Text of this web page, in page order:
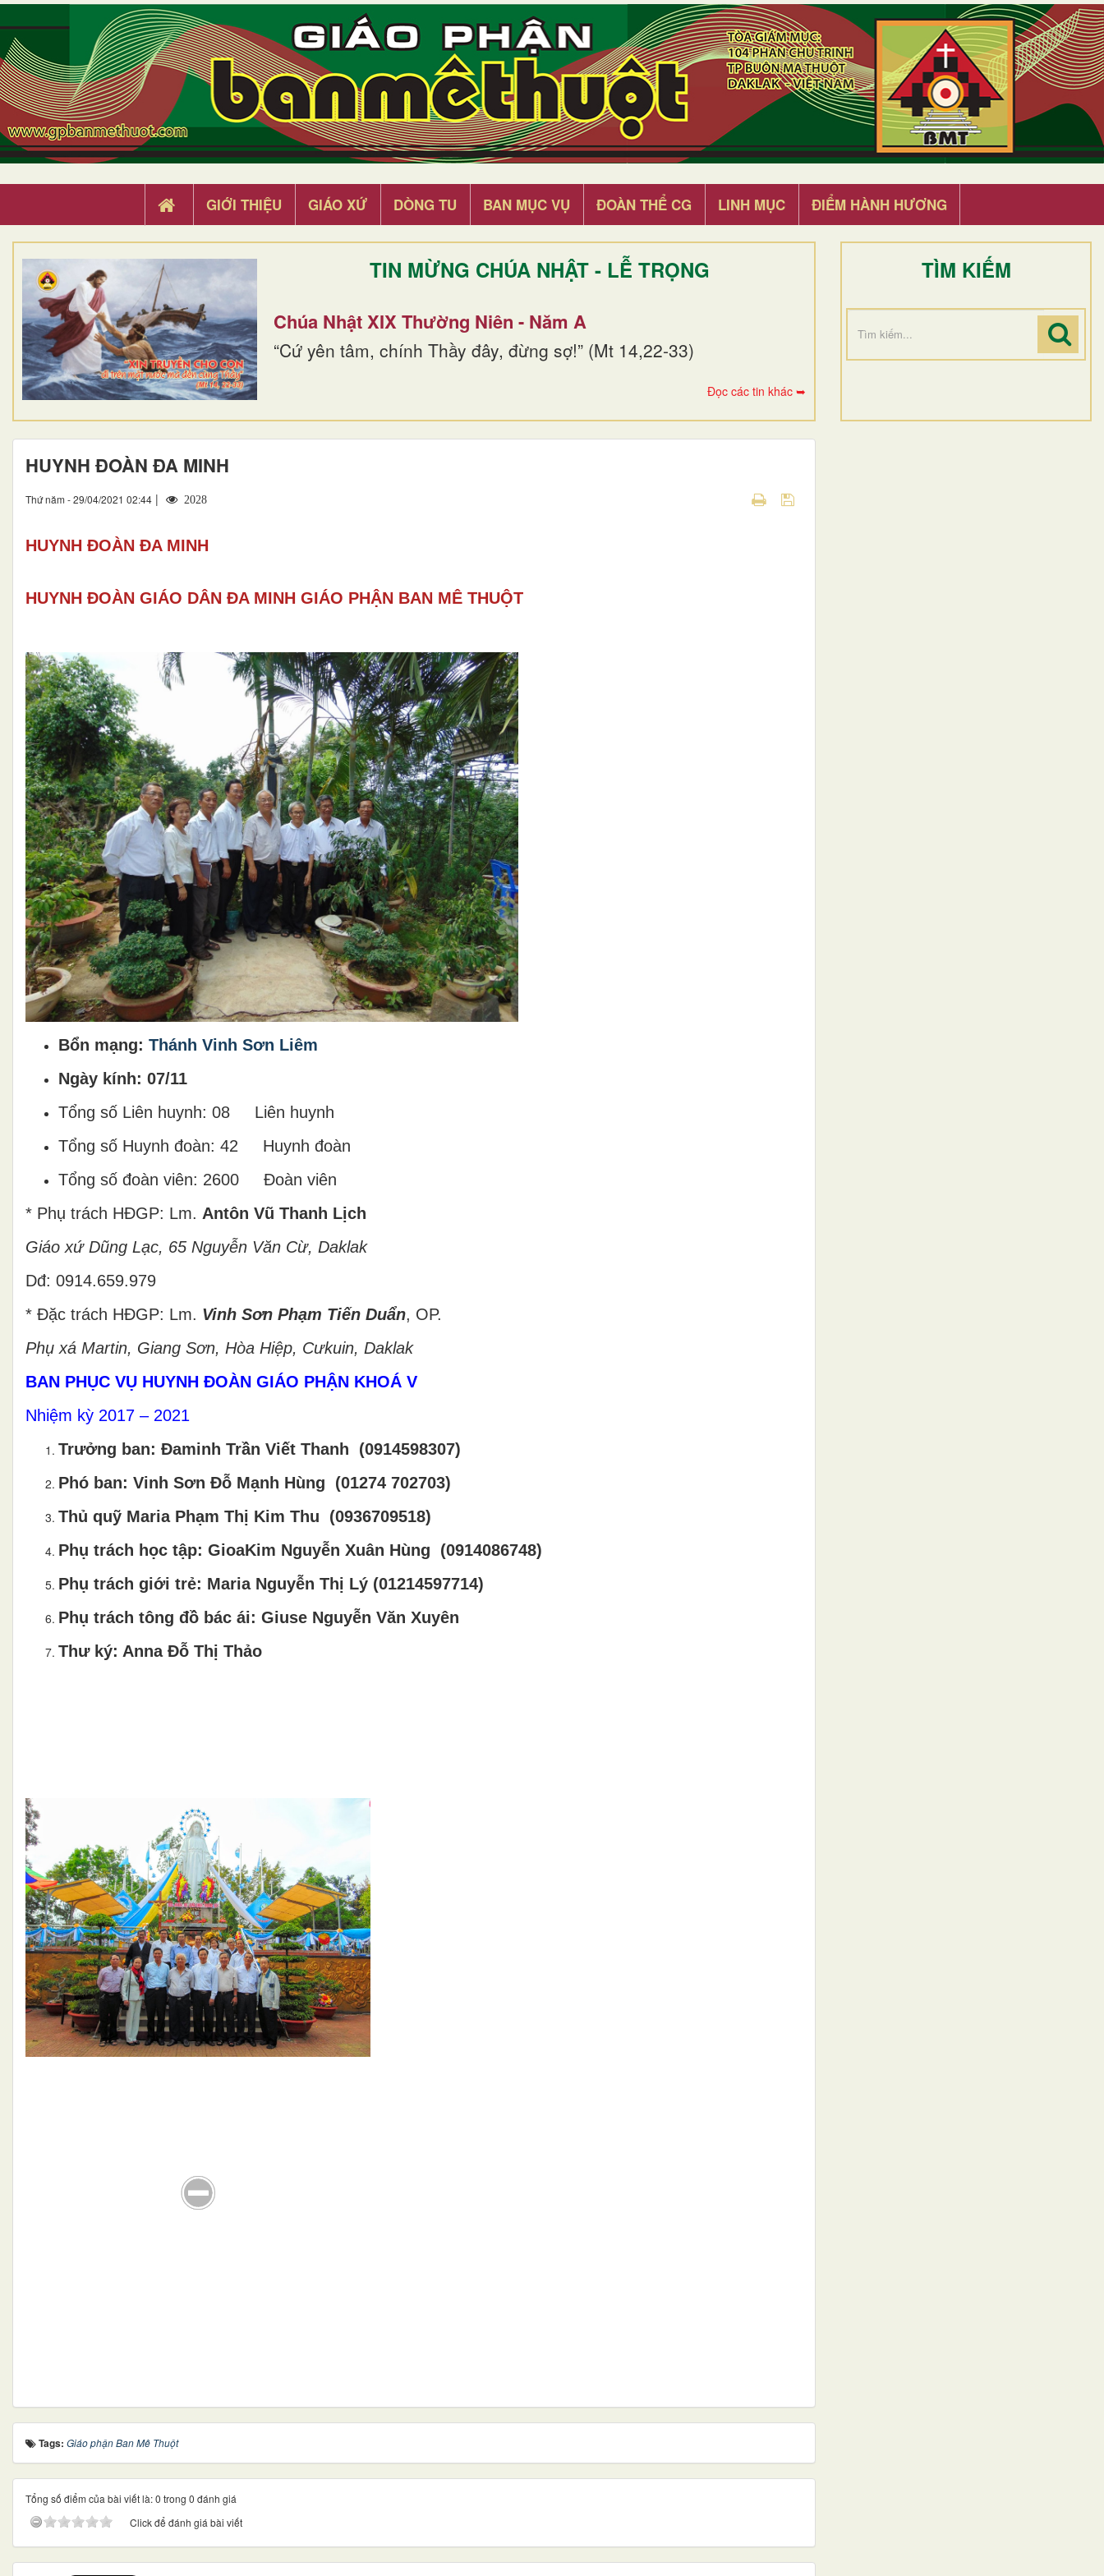
GIỚI THIỆU GIÁO XỨ DÒNG TU BAN MỤC VỤ ĐOÀN THỂ CG LINH MỤC ĐIỂM HÀNH HƯƠNG
TIN MỪNG CHÚA NHẬT - LỄ TRỌNG
Chúa Nhật XIX Thường Niên - Năm A
“Cứ yên tâm, chính Thầy đây, đừng sợ!” (Mt 14,22-33)
Đọc các tin khác ➥
TÌM KIẾM
HUYNH ĐOÀN ĐA MINH
Thứ năm - 29/04/2021 02:44 | 2028
HUYNH ĐOÀN ĐA MINH
HUYNH ĐOÀN GIÁO DÂN ĐA MINH GIÁO PHẬN BAN MÊ THUỘT
Bổn mạng: Thánh Vinh Sơn Liêm
Ngày kính: 07/11
Tổng số Liên huynh: 08 Liên huynh
Tổng số Huynh đoàn: 42 Huynh đoàn
Tổng số đoàn viên: 2600 Đoàn viên
* Phụ trách HĐGP: Lm. Antôn Vũ Thanh Lịch
Giáo xứ Dũng Lạc, 65 Nguyễn Văn Cừ, Daklak
Dđ: 0914.659.979
* Đặc trách HĐGP: Lm. Vinh Sơn Phạm Tiến Duẩn, OP.
Phụ xá Martin, Giang Sơn, Hòa Hiệp, Cưkuin, Daklak
BAN PHỤC VỤ HUYNH ĐOÀN GIÁO PHẬN KHOÁ V
Nhiệm kỳ 2017 – 2021
Trưởng ban: Đaminh Trần Viết Thanh (0914598307)
Phó ban: Vinh Sơn Đỗ Mạnh Hùng (01274 702703)
Thủ quỹ Maria Phạm Thị Kim Thu (0936709518)
Phụ trách học tập: GioaKim Nguyễn Xuân Hùng (0914086748)
Phụ trách giới trẻ: Maria Nguyễn Thị Lý (01214597714)
Phụ trách tông đồ bác ái: Giuse Nguyễn Văn Xuyên
Thư ký: Anna Đỗ Thị Thảo
Tags: Giáo phận Ban Mê Thuột
Tổng số điểm của bài viết là: 0 trong 0 đánh giá
Click để đánh giá bài viết